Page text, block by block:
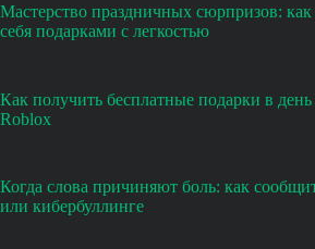
Мастерство праздничных сюрпризов: как
себя подарками с легкостью
Как получить бесплатные подарки в
Roblox
Когда слова причиняют боль: как
или кибербуллинге